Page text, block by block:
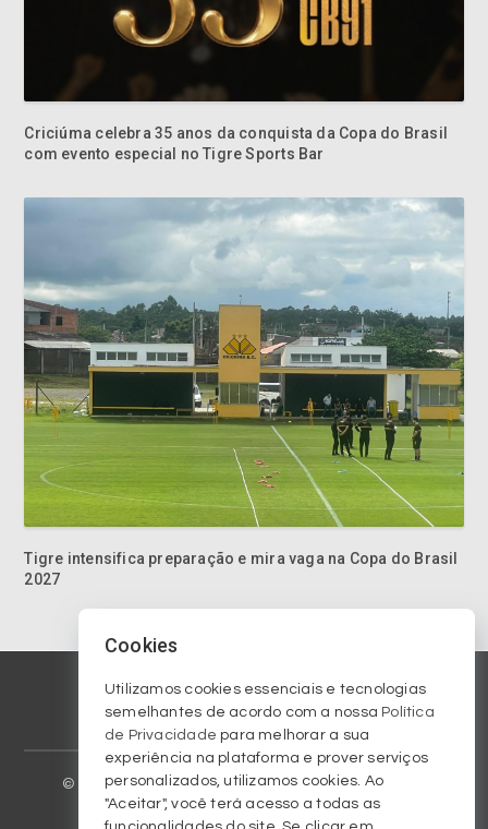
Criciúma celebra 35 anos da conquista da Copa do Brasil
com evento especial no Tigre Sports Bar
Tigre intensifica preparação e mira vaga na Copa do Brasil
2027
© 2023 Copyright am570.com.br. Todos os direitos
reservados / All rights reserved.
Homepage Arquivo Colunistas Criciúma EC
Cookies
Utilizamos cookies essenciais e tecnologias
semelhantes de acordo com a nossa Política
de Privacidade para melhorar a sua
experiência na plataforma e prover serviços
personalizados, utilizamos cookies. Ao
"Aceitar", você terá acesso a todas as